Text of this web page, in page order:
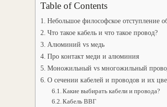
Table of Contents
Небольшое философское отступление
Что такое кабель и что такое провод?
Алюминий vs медь
Про контакт меди и алюминия
Моножильный vs
О сечении кабелей и проводов и их
Какие выбирать кабели и провода?
Кабель ВВГ